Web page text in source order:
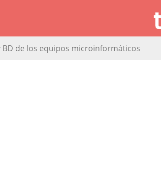
BD de los equipos microinformáticos